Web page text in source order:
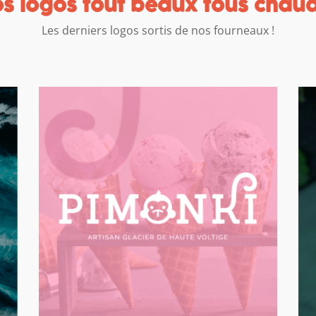
logos tout beaux tous
Les derniers logos sortis de nos fourneaux !